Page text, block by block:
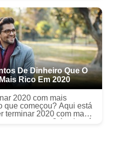
seu salário é sempre ...
De Dinheiro Que O
Rico Em 2020
2020 com mais
que começou? Aqui está
que começou? Aqui está